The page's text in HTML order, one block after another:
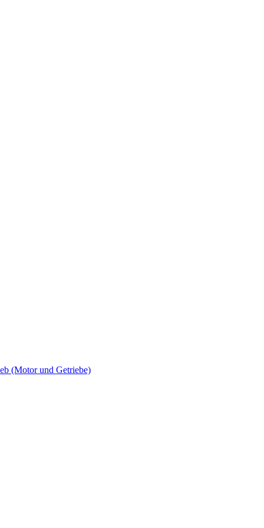
(Motor und Getriebe)